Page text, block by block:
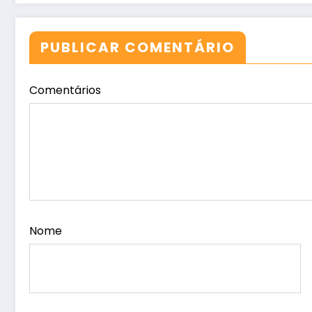
PUBLICAR COMENTÁRIO
Comentários
Nome